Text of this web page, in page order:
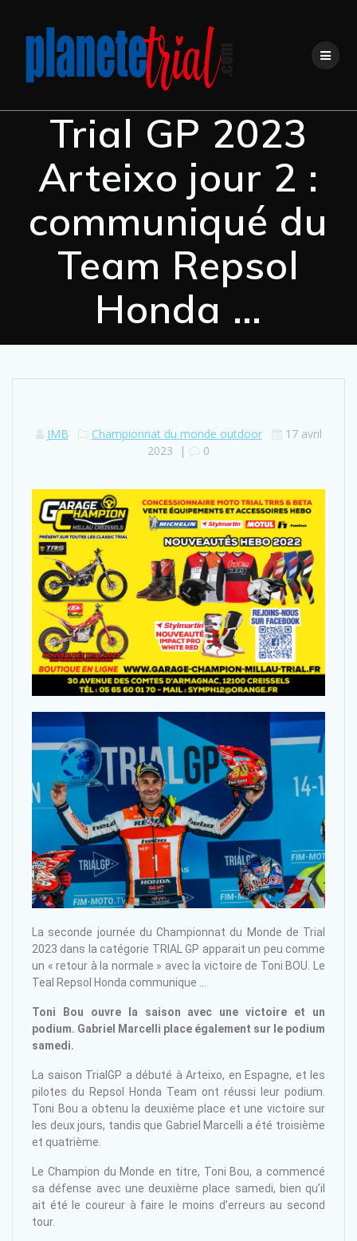
Trial GP 2023
Arteixo jour 2 :
communiqué du
Team Repsol
Honda …
JMB Championnat du monde outdoor
17 avril
2023 | 0
La seconde journée du Championnat du Monde de Trial
2023 dans la catégorie TRIAL GP apparait un peu comme
un « retour à la normale » avec la victoire de Toni BOU. Le
Teal Repsol Honda communique …
Toni Bou ouvre la saison avec une victoire et un
podium. Gabriel Marcelli place également sur le podium
samedi.
La saison TrialGP a débuté à Arteixo, en Espagne, et les
pilotes du Repsol Honda Team ont réussi leur podium.
Toni Bou a obtenu la deuxième place et une victoire sur
les deux jours, tandis que Gabriel Marcelli a été troisième
et quatrième.
Le Champion du Monde en titre, Toni Bou, a commencé
sa défense avec une deuxième place samedi, bien qu’il
ait été le coureur à faire le moins d’erreurs au second
tour.